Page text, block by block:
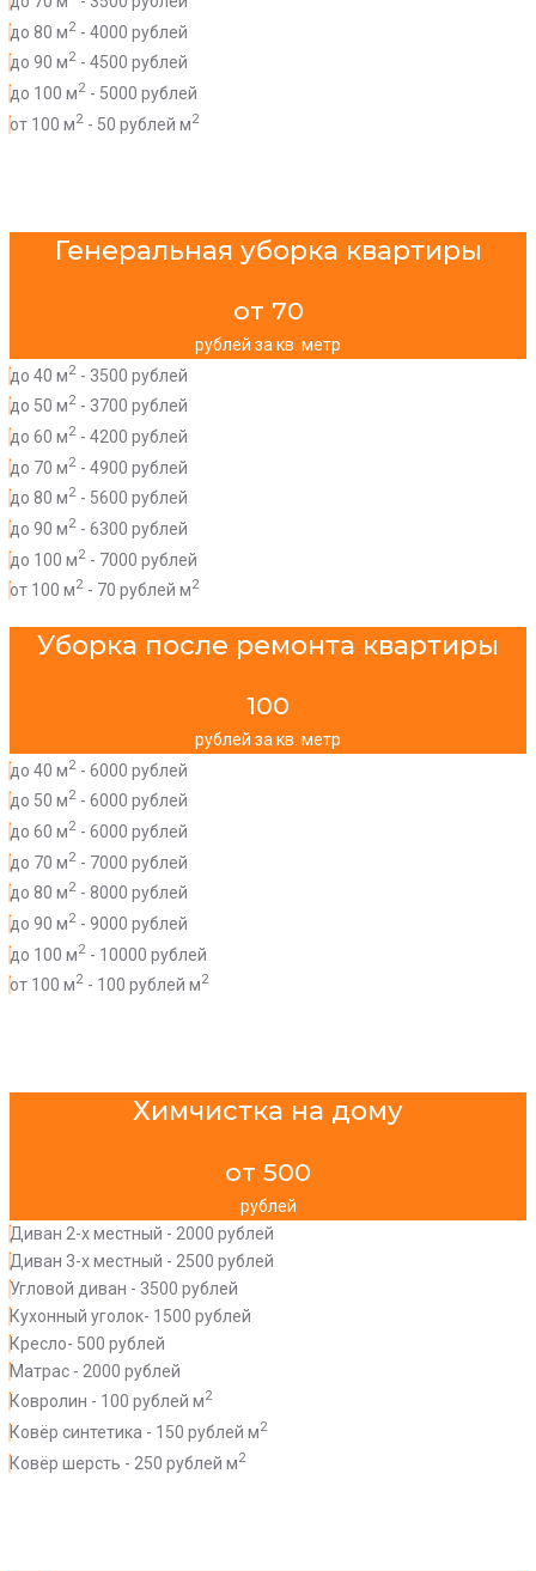
до 80 м2 - 4000 рублей
до 90 м2 - 4500 рублей
до 100 м2 - 5000 рублей
от 100 м2 - 50 рублей м2
Генеральная уборка квартиры
от 70
рублей за кв. метр
до 40 м2 - 3500 рублей
до 50 м2 - 3700 рублей
до 60 м2 - 4200 рублей
до 70 м2 - 4900 рублей
до 80 м2 - 5600 рублей
до 90 м2 - 6300 рублей
до 100 м2 - 7000 рублей
от 100 м2 - 70 рублей м2
Уборка после ремонта квартиры
100
рублей за кв. метр
до 40 м2 - 6000 рублей
до 50 м2 - 6000 рублей
до 60 м2 - 6000 рублей
до 70 м2 - 7000 рублей
до 80 м2 - 8000 рублей
до 90 м2 - 9000 рублей
до 100 м2 - 10000 рублей
от 100 м2 - 100 рублей м2
Химчистка на дому
от 500
рублей
Диван 2-х местный - 2000 рублей
Диван 3-х местный - 2500 рублей
Угловой диван - 3500 рублей
Кухонный уголок- 1500 рублей
Кресло- 500 рублей
Матрас - 2000 рублей
Ковролин - 100 рублей м2
Ковёр синтетика - 150 рублей м2
Ковёр шерсть - 250 рублей м2